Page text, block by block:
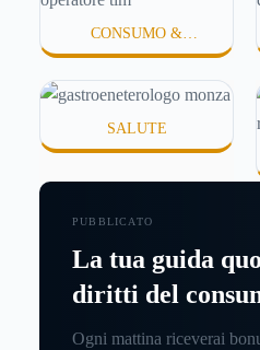
CONSUMO &
CONSUMATORI
SALUTE
PUBBLICATO
La tua guida
diritti del
Ogni mattina riceverai